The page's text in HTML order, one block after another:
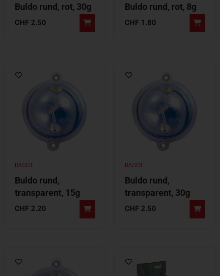
Buldo rund, rot, 30g
CHF 2.50
Buldo rund, rot, 8g
CHF 1.80
RAGOT
Buldo rund,
transparent, 15g
CHF 2.20
RAGOT
Buldo rund,
transparent, 30g
CHF 2.50